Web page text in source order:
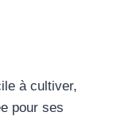
à cultiver,
pour ses